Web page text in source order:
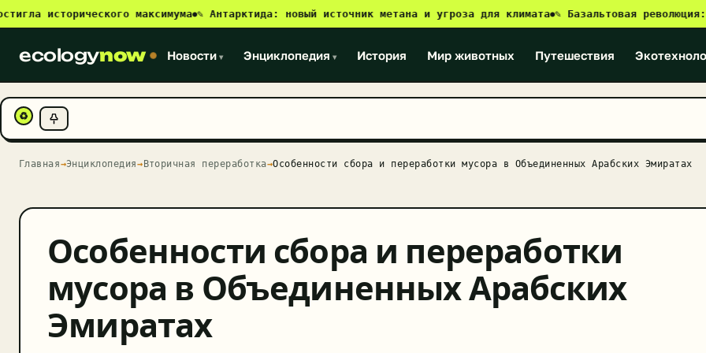
максимума●✎ Антарктида: новый источник метана и угроза для климата●✎ Базальтовая революция: как
ecologynow Новости ▾ Энциклопедия ▾ История Мир животных Путешествия
♻
Главная→Энциклопедия→Вторичная переработка→Особенности сбора и переработки мусора в Объединенных Арабских Эмиратах
Особенности сбора и переработки
мусора в Объединенных Арабских
Эмиратах